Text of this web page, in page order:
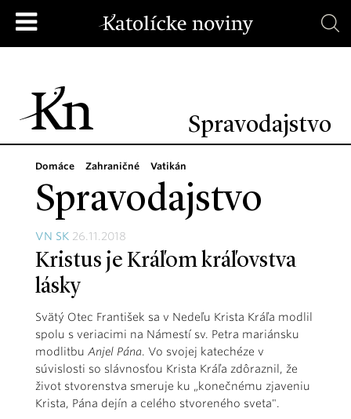
Spravodajstvo
Domáce Zahraničné Vatikán
Spravodajstvo
VN SK 26.11.2018
Kristus je Kráľom kráľovstva
lásky
Svätý Otec František sa v Nedeľu Krista Kráľa modlil
spolu s veriacimi na Námestí sv. Petra mariánsku
modlitbu Anjel Pána. Vo svojej katechéze v
súvislosti so slávnosťou Krista Kráľa zdôraznil, že
život stvorenstva smeruje ku „konečnému zjaveniu
Krista, Pána dejín a celého stvoreného sveta".